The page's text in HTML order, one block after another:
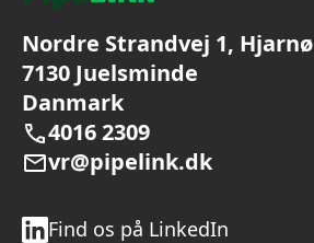
Nordre Strandvej 1, Hjarnø
7130 Juelsminde
Danmark
4016 2309
vr@pipelink.dk
Find os på LinkedIn